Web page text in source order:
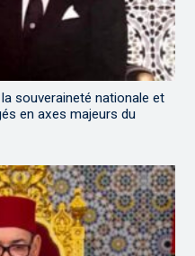
souveraineté nationale et
en axes majeurs du